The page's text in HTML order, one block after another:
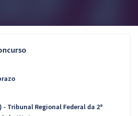
- Tribunal Regional Federal da 2ª